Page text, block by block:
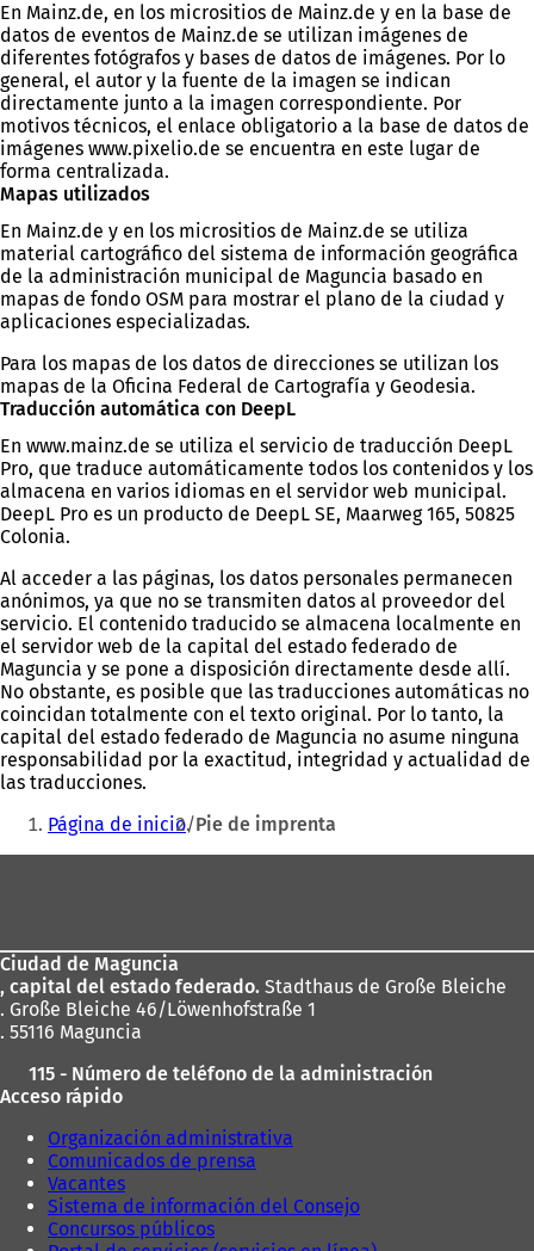
una
nueva
pestaña)
una
nueva
pestaña)
En Mainz.de, en los micrositios de Mainz.de y en la base de
datos de eventos de Mainz.de se utilizan imágenes de
diferentes fotógrafos y bases de datos de imágenes. Por lo
general, el autor y la fuente de la imagen se indican
directamente junto a la imagen correspondiente. Por
motivos técnicos, el enlace obligatorio a la base de datos de
imágenes www.pixelio.de se encuentra en este lugar de
forma centralizada.
Mapas utilizados
En Mainz.de y en los micrositios de Mainz.de se utiliza
material cartográfico del sistema de información geográfica
de la administración municipal de Maguncia basado en
mapas de fondo OSM para mostrar el plano de la ciudad y
aplicaciones especializadas.
Para los mapas de los datos de direcciones se utilizan los
mapas de la Oficina Federal de Cartografía y Geodesia.
Traducción automática con DeepL
En www.mainz.de se utiliza el servicio de traducción DeepL
Pro, que traduce automáticamente todos los contenidos y los
almacena en varios idiomas en el servidor web municipal.
DeepL Pro es un producto de DeepL SE, Maarweg 165, 50825
Colonia.
Al acceder a las páginas, los datos personales permanecen
anónimos, ya que no se transmiten datos al proveedor del
servicio. El contenido traducido se almacena localmente en
el servidor web de la capital del estado federado de
Maguncia y se pone a disposición directamente desde allí.
No obstante, es posible que las traducciones automáticas no
coincidan totalmente con el texto original. Por lo tanto, la
capital del estado federado de Maguncia no asume ninguna
responsabilidad por la exactitud, integridad y actualidad de
las traducciones.
Estás
aquí:
Página de inicio Pie de imprenta
pies
Ciudad de Maguncia
, capital del estado federado. Stadthaus de Große Bleiche
. Große Bleiche 46/Löwenhofstraße 1
. 55116 Maguncia
115 - Número de teléfono de la administración
Acceso rápido
Organización administrativa
Comunicados de prensa
Vacantes
Sistema de información del Consejo
Concursos públicos